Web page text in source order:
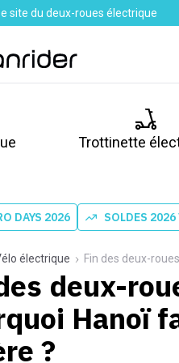
le site du deux-roues électrique
Trottinette
DAYS 2026 SOLDES 2026
électrique Fin des deux-
deux-
Hanoï
?